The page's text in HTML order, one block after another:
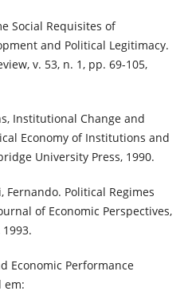
Social Requisites of
and Political Legitimacy.
v. 53, n. 1, pp. 69-105,
Institutional Change and
Economy of Institutions and
University Press, 1990.
Fernando. Political Regimes
of Economic Perspectives,
Economic Performance
em: